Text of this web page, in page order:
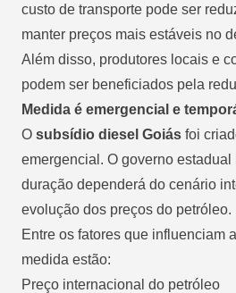
custo de transporte pode ser
manter preços mais estáveis no
Além disso, produtores locais e
podem ser beneficiados pela
Medida é emergencial e
O subsídio diesel Goiás foi
emergencial. O governo estadual
duração dependerá do cenário
evolução dos preços do petróleo.
Entre os fatores que influenciam
medida estão:
Preço internacional do petróleo